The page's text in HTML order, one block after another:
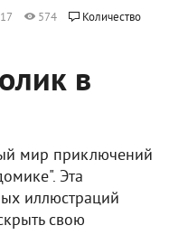
574
Количество
в
мир приключений
Эта
иллюстраций
свою